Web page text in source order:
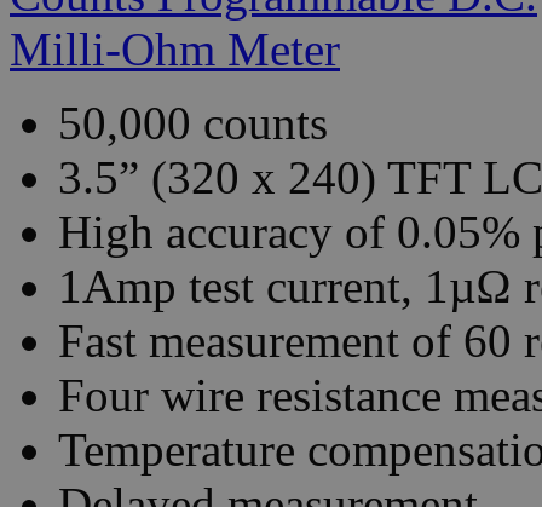
50,000 counts
3.5” (320 x 240) TFT
High accuracy of 0.05%
1Amp test current, 1µΩ
Fast measurement of 60
Four wire resistance
Temperature